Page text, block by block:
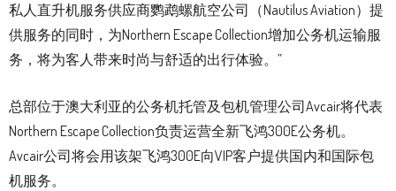
私人直升机服务供应商鹦鹉螺航空公司（Nautilus Aviation）提
供服务的同时，为Northern Escape Collection增加公务机运输服
务，将为客人带来时尚与舒适的出行体验。”
总部位于澳大利亚的公务机托管及包机管理公司Avcair将代表
Northern Escape Collection负责运营全新飞鸿300E公务机。
Avcair公司将会用该架飞鸿300E向VIP客户提供国内和国际包
机服务。